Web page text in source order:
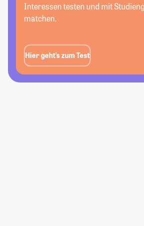
Interessen testen und mit
matchen.
Hier geht’s zum Test